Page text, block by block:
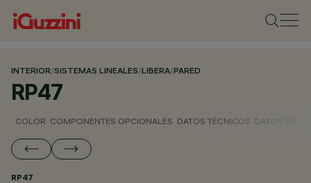
INTERIOR/SISTEMAS LINEALES/LIBERA/PARED
RP47
COLOR COMPONENTES OPCIONALES DATOS TÉCNICOS DATOS
RP47